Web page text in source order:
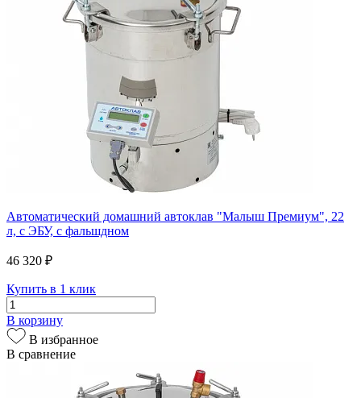
Автоматический домашний автоклав "Малыш Премиум", 22
л, с ЭБУ, с фальшдном
46 320 ₽
Купить в 1 клик
В корзину
В избранное
В сравнение